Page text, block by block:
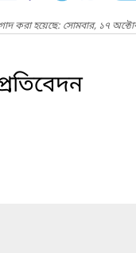
করা হয়েছে: সোমবার, ১৭